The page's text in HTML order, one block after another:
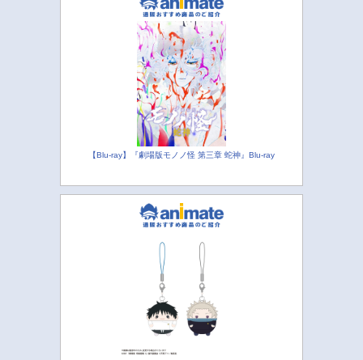
【Blu-ray】『劇場版モノノ怪 第三章 蛇神』Blu-ray